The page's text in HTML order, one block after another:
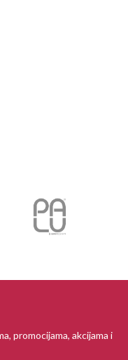
promocijama, akcijama i